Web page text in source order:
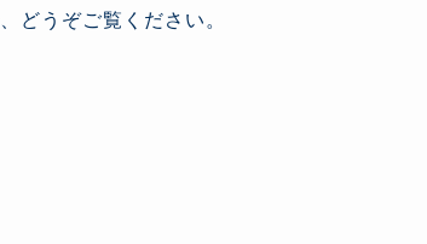
どうぞご覧ください。